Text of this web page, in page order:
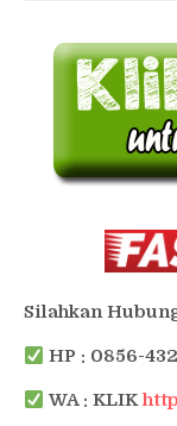
Silahkan
HP : 0856-
WA : KLIK